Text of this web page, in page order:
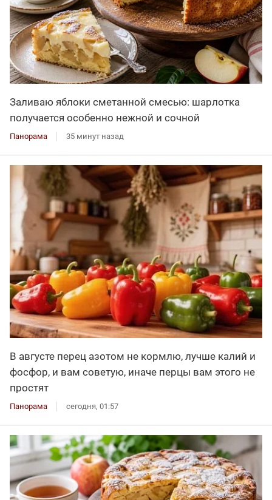
Заливаю яблоки сметанной смесью: шарлотка
получается особенно нежной и сочной
Панорама 35 минут назад
В августе перец азотом не кормлю, лучше калий и
фосфор, и вам советую, иначе перцы вам этого не
простят
Панорама сегодня, 01:57